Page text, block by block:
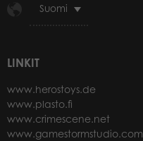
Suomi
LINKIT
www.herostoys.de
www.plasto.fi
www.crimescene.net
www.gamestormstudio.com